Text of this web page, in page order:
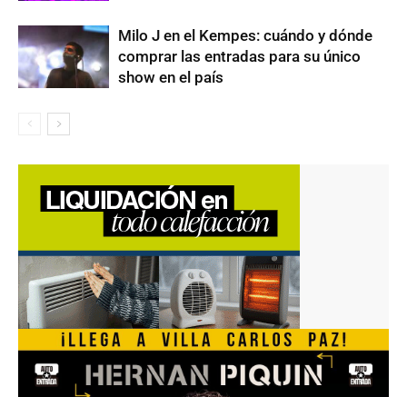
Milo J en el Kempes: cuándo y dónde
comprar las entradas para su único
show en el país